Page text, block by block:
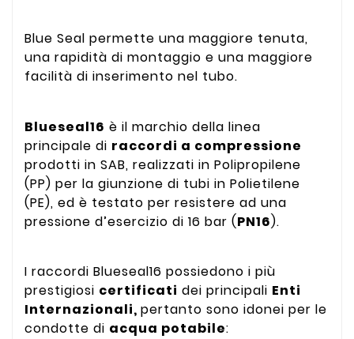
Blue Seal permette una maggiore tenuta,
una rapidità di montaggio e una maggiore
facilità di inserimento nel tubo.
Blueseal16 è il marchio della linea
principale di raccordi a compressione
prodotti in SAB, realizzati in Polipropilene
(PP) per la giunzione di tubi in Polietilene
(PE), ed è testato per resistere ad una
pressione d’esercizio di 16 bar (PN16).
I raccordi Blueseal16 possiedono i più
prestigiosi certificati dei principali Enti
Internazionali, pertanto sono idonei per le
condotte di acqua potabile: